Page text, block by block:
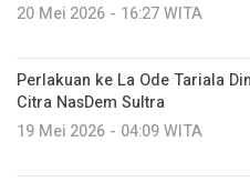
20 Mei 2026 - 16:27 WITA
Perlakuan ke La Ode Tariala
Citra NasDem Sultra
19 Mei 2026 - 04:09 WITA